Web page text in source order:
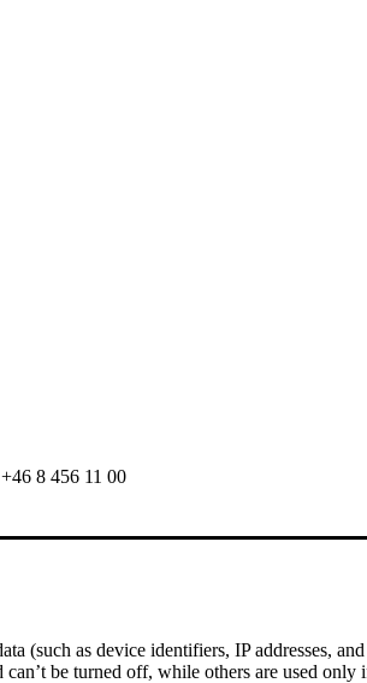
8 456 11 00
(such as device identifiers, IP addresses,
be turned off, while others are used